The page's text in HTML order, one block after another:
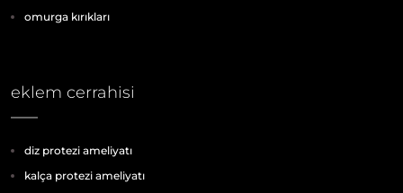
omurga kırıkları
eklem cerrahisi
diz protezi ameliyatı
kalça protezi ameliyatı